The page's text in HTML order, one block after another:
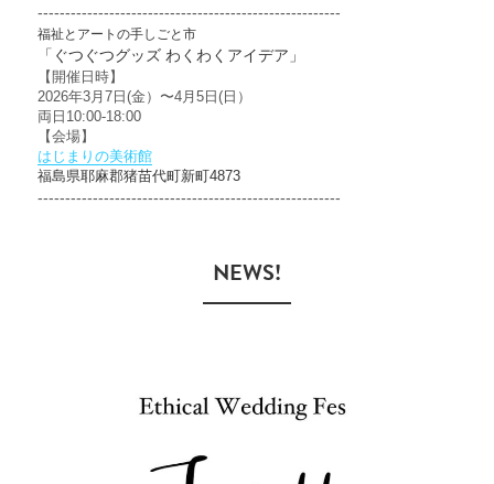
-------------------------------------------------------
福祉とアートの手しごと市
「ぐつぐつグッズ わくわくアイデア」
【開催日時】
2026年3月7日(金）〜4月5日(日）
両日10:00-18:00
【会場】
はじまりの美術館
福島県耶麻郡猪苗代町新町4873
-------------------------------------------------------
NEWS!